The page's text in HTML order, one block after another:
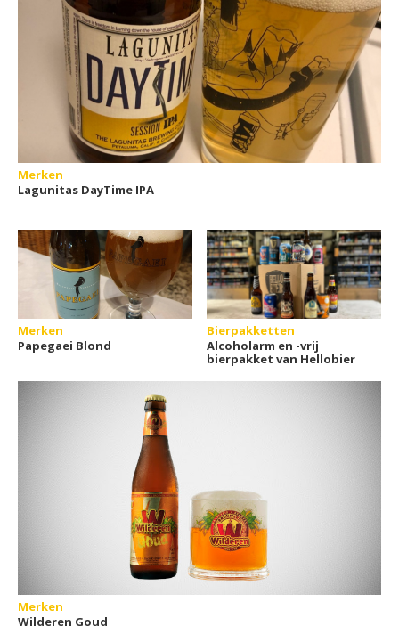
Merken
Lagunitas DayTime IPA
Merken
Papegaei Blond
Bierpakketten
Alcoholarm en -vrij
bierpakket van Hellobier
Merken
Wilderen Goud